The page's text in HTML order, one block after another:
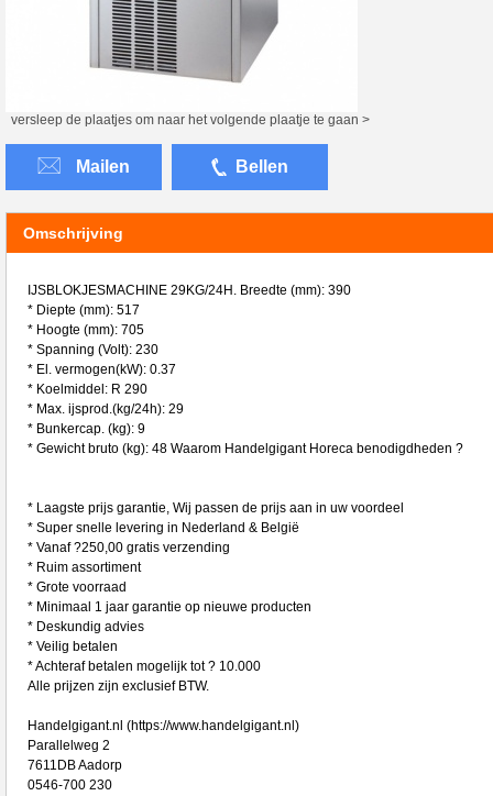
versleep de plaatjes om naar het volgende plaatje te gaan >
Mailen Bellen
Omschrijving
IJSBLOKJESMACHINE 29KG/24H. Breedte (mm): 390
* Diepte (mm): 517
* Hoogte (mm): 705
* Spanning (Volt): 230
* El. vermogen(kW): 0.37
* Koelmiddel: R 290
* Max. ijsprod.(kg/24h): 29
* Bunkercap. (kg): 9
* Gewicht bruto (kg): 48 Waarom Handelgigant Horeca benodigdheden ?
* Laagste prijs garantie, Wij passen de prijs aan in uw voordeel
* Super snelle levering in Nederland & België
* Vanaf ?250,00 gratis verzending
* Ruim assortiment
* Grote voorraad
* Minimaal 1 jaar garantie op nieuwe producten
* Deskundig advies
* Veilig betalen
* Achteraf betalen mogelijk tot ? 10.000
Alle prijzen zijn exclusief BTW.
Handelgigant.nl (https://www.handelgigant.nl)
Parallelweg 2
7611DB Aadorp
0546-700 230